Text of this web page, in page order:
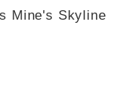
Mine's Skyline